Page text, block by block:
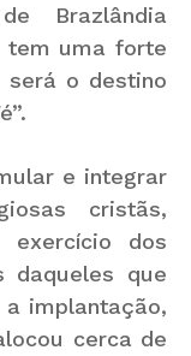
Brazlândia
tem uma forte
será o destino
e integrar
cristãs,
dos
daqueles que
implantação,
cerca de